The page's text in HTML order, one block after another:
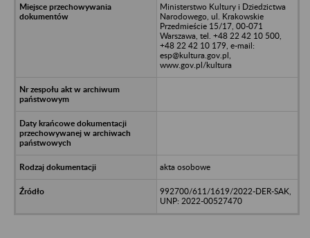
Ministerstwo Kultury i Dziedzictwa
Narodowego, ul. Krakowskie
Przedmieście 15/17, 00-071
Warszawa, tel. +48 22 42 10 500,
+48 22 42 10 179, e-mail:
esp@kultura.gov.pl,
www.gov.pl/kultura
akta osobowe
992700/611/1619/2022-DER-SAK,
UNP: 2022-00527470